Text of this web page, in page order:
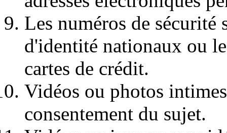
Les numéros de sécurité
d'identité nationaux ou
cartes de crédit.
Vidéos ou photos
consentement du sujet.